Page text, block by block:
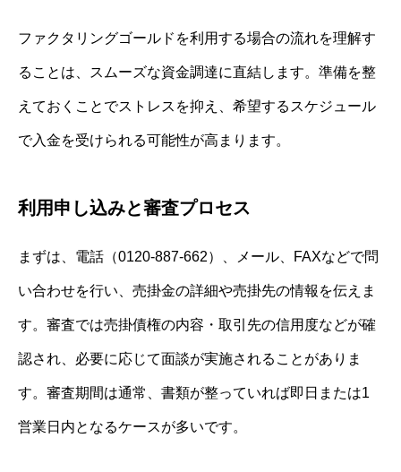
ファクタリングゴールドを利用する場合の流れを理解す
ることは、スムーズな資金調達に直結します。準備を整
えておくことでストレスを抑え、希望するスケジュール
で入金を受けられる可能性が高まります。
利用申し込みと審査プロセス
まずは、電話（0120-887-662）、メール、FAXなどで問
い合わせを行い、売掛金の詳細や売掛先の情報を伝えま
す。審査では売掛債権の内容・取引先の信用度などが確
認され、必要に応じて面談が実施されることがありま
す。審査期間は通常、書類が整っていれば即日または1
営業日内となるケースが多いです。